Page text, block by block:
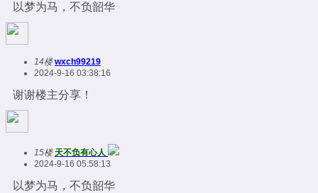
以梦为马，不负韶华
14楼 wxch99219
2024-9-16 03:38:16
谢谢楼主分享！
15楼 天不负有心人
2024-9-16 05:58:13
以梦为马，不负韶华